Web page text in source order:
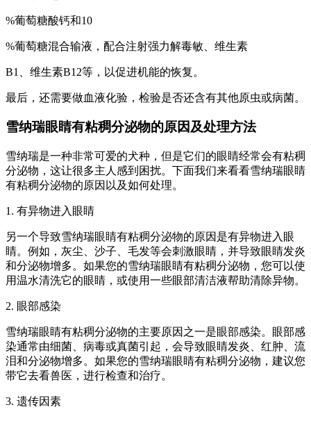
%葡萄糖酸钙和10
%葡萄糖混合输液，配合注射强力解毒敏、维生素
B1、维生素B12等，以促进机能的恢复。
最后，还需要做血液化验，检验是否还含有其他原虫或病菌。
雪纳瑞眼睛有粘稠分泌物的原因及处理方法
雪纳瑞是一种非常可爱的犬种，但是它们的眼睛经常会有粘稠
分泌物，这让很多主人感到困扰。下面我们来看看雪纳瑞眼睛
有粘稠分泌物的原因以及如何处理。
1. 有异物进入眼睛
另一个导致雪纳瑞眼睛有粘稠分泌物的原因是有异物进入眼
睛。例如，灰尘、沙子、毛发等会刺激眼睛，并导致眼睛发炎
和分泌物增多。如果您的雪纳瑞眼睛有粘稠分泌物，您可以使
用温水清洗它的眼睛，或使用一些眼部清洁液帮助清除异物。
2. 眼部感染
雪纳瑞眼睛有粘稠分泌物的主要原因之一是眼部感染。眼部感
染通常由细菌、病毒或真菌引起，会导致眼睛发炎、红肿、流
泪和分泌物增多。如果您的雪纳瑞眼睛有粘稠分泌物，建议您
带它去看兽医，进行检查和治疗。
3. 遗传因素